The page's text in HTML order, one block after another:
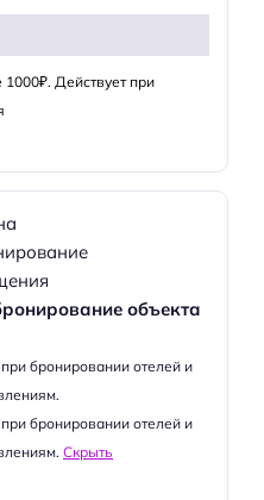
Действует при
объекта
бронировании отелей и
бронировании отелей и
Скрыть